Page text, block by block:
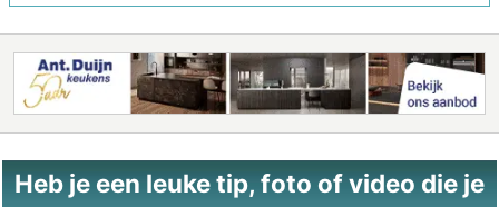
Heb je een leuke tip, foto of video die je